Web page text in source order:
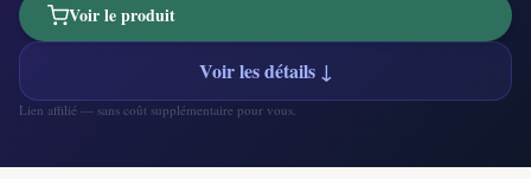
Voir le produit
Voir les détails ↓
Lien affilié — sans coût supplémentaire pour vous.